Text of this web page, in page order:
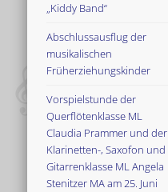
„Kiddy Band“
Abschlussausflug der
musikalischen
Früherziehungskinder
Vorspielstunde der
Querflötenklasse ML
Claudia Prammer und der
Klarinetten-, Saxofon und
Gitarrenklasse ML Angela
Stenitzer MA am 25. Juni